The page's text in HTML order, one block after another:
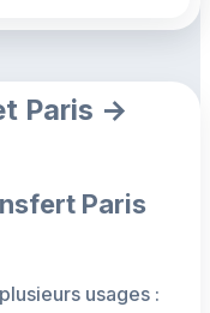
Paris →
Paris
usages :